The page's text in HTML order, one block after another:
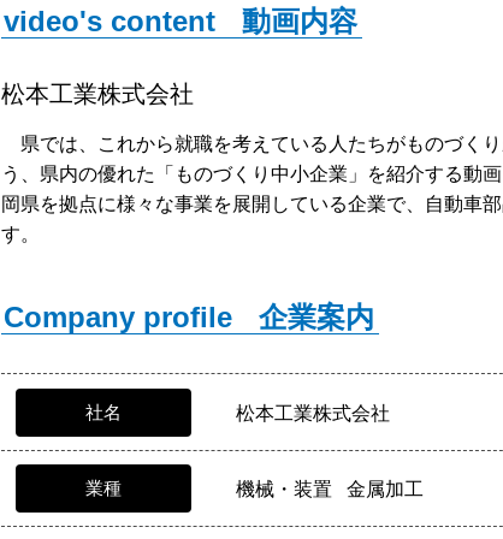
video's content 動画内容
松本工業株式会社
県では、これから就職を考えている人たちがものづく
う、県内の優れた「ものづくり中小企業」を紹介する
岡県を拠点に様々な事業を展開している企業で、自動車
す。
Company profile 企業案内
社名 松本工業株式会社
業種 機械・装置 金属加工